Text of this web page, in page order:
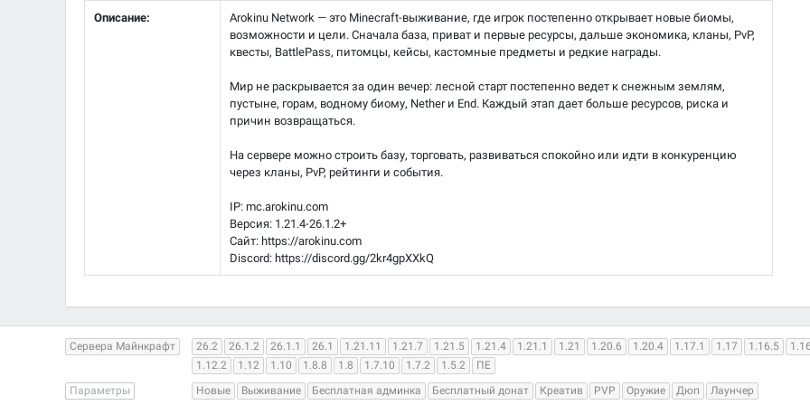
Описание:
Arokinu Network — это Minecraft-выживание, где игрок постепенно открывает новые биомы,
возможности и цели. Сначала база, приват и первые ресурсы, дальше экономика, кланы, PvP,
квесты, BattlePass, питомцы, кейсы, кастомные предметы и редкие награды.
Мир не раскрывается за один вечер: лесной старт постепенно ведет к снежным землям,
пустыне, горам, водному биому, Nether и End. Каждый этап дает больше ресурсов, риска и
причин возвращаться.
На сервере можно строить базу, торговать, развиваться спокойно или идти в конкуренцию
через кланы, PvP, рейтинги и события.
IP: mc.arokinu.com
Версия: 1.21.4-26.1.2+
Сайт: https://arokinu.com
Discord: https://discord.gg/2kr4gpXXkQ
Сервера Майнкрафт 26.2 26.1.2 26.1.1 26.1 1.21.11 1.21.7 1.21.5 1.21.4 1.21.1 1.21 1.20.6 1.20.4 1.17.1 1.17 1.16.5
1.12.2
1.12 1.10 1.8.8 1.8 1.7.10 1.7.2 1.5.2
ПЕ
Параметры
Новые Выживание Бесплатная админка Бесплатный донат Креатив PVP Оружие Дюп Лаунчер